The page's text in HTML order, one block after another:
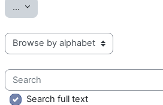
... Export entries
Browse the glossary using this index
Search
Search full text